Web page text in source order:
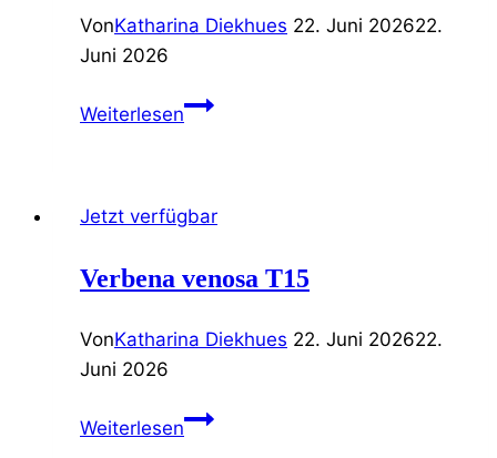
VonKatharina Diekhues 22. Juni 202622.
Juni 2026
WeiterlesenHydrangea
Jetzt verfügbar
Verbena venosa T15
VonKatharina Diekhues 22. Juni 202622.
Juni 2026
WeiterlesenVerbena